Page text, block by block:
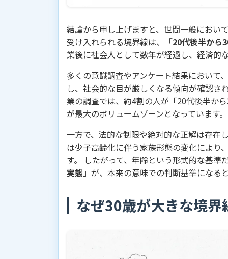
結論から申し上げますと、世間一般におい
受け入れられる境界線は、
「20代後半から
業後に社会人として数年が経過し、経済的
多くの意識調査やアンケート結果において
し、社会的な目が厳しくなる傾向が確認さ
業の調査では、約4割の人が「20代後半か
が最大のボリュームゾーンとなっています。
一方で、法的な制限や絶対的な正解は存在
は少子高齢化に伴う家族形態の変化により
す。 したがって、年齢という形式的な基準
実態」 が、本来の意味での判断基準になる
なぜ30歳が大きな境